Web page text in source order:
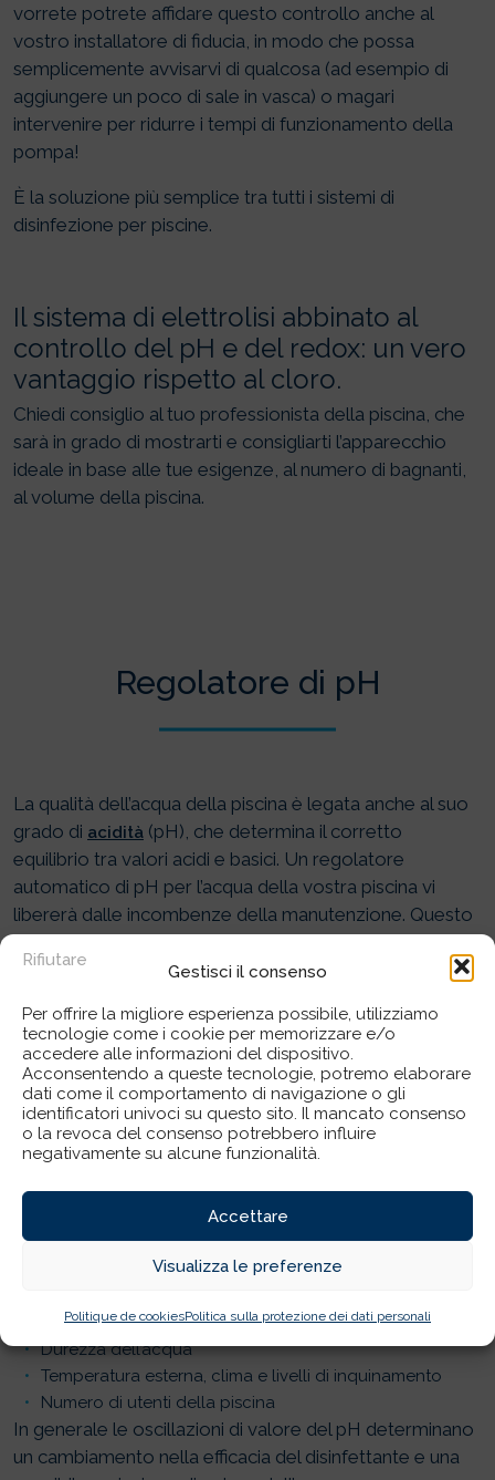
Gestisci il consenso
Per offrire la migliore esperienza possibile, utilizziamo
tecnologie come i cookie per memorizzare e/o
accedere alle informazioni del dispositivo.
Acconsentendo a queste tecnologie, potremo elaborare
dati come il comportamento di navigazione o gli
identificatori univoci su questo sito. Il mancato consenso
o la revoca del consenso potrebbero influire
negativamente su alcune funzionalità.
Accettare
Rifiutare
Visualizza le preferenze
Politique de cookiesPolitica sulla protezione dei dati personali
vorrete potrete affidare questo controllo anche al
vostro installatore di fiducia, in modo che possa
semplicemente avvisarvi di qualcosa (ad esempio di
aggiungere un poco di sale in vasca) o magari
intervenire per ridurre i tempi di funzionamento della
pompa!
È la soluzione più semplice tra tutti i sistemi di
disinfezione per piscine.
Il sistema di elettrolisi abbinato al
controllo del pH e del redox: un vero
vantaggio rispetto al cloro.
Chiedi consiglio al tuo professionista della piscina, che
sarà in grado di mostrarti e consigliarti l’apparecchio
ideale in base alle tue esigenze, al numero di bagnanti,
al volume della piscina.
Regolatore di pH
La qualità dell’acqua della piscina è legata anche al suo
grado di acidità (pH), che determina il corretto
equilibrio tra valori acidi e basici. Un regolatore
automatico di pH per l’acqua della vostra piscina vi
libererà dalle incombenze della manutenzione. Questo
garantisce ulteriore comfort e tranquillità per un’acqua
dolce e sana, prima di sterilizzarla.
Per determinare se l’acqua è acida o basica, ecco i
diversi livelli di pH:
Un pH compreso tra 0 e 6 indica acqua acida.
Un pH neutro è uguale o prossimo a 7.
L’acqua basica ha un pH compreso tra 8 e 17.
Per mantenere un buon equilibrio, il pH dell’acqua della
piscina non deve superare 7,8.
Come può variare il pH?
Le variazioni di pH possono essere dovute a
Quantità e tipi di prodotti per la pulizia
Durezza dell’acqua
Temperatura esterna, clima e livelli di inquinamento
Numero di utenti della piscina
In generale le oscillazioni di valore del pH determinano
un cambiamento nella efficacia del disinfettante e una